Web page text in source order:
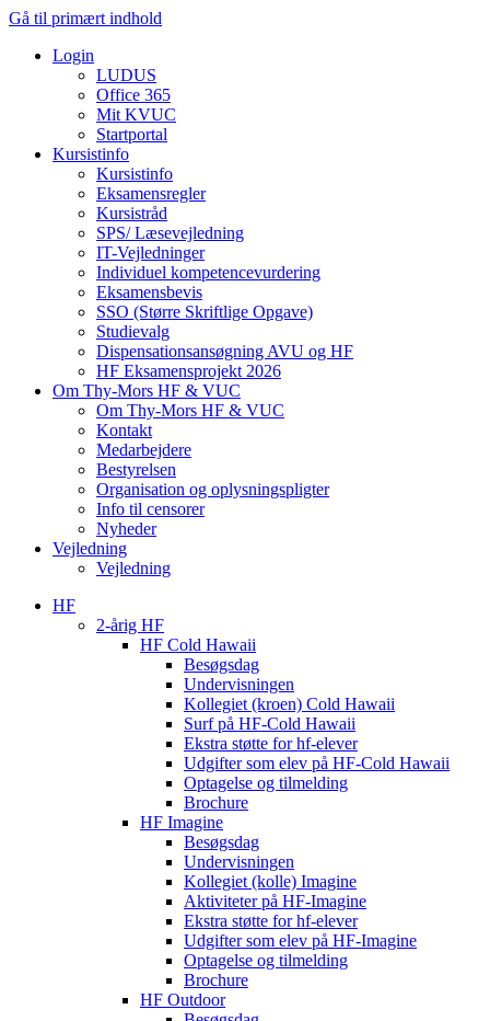
Gå til primært indhold
Login
LUDUS
Office 365
Mit KVUC
Startportal
Kursistinfo
Kursistinfo
Eksamensregler
Kursistråd
SPS/ Læsevejledning
IT-Vejledninger
Individuel kompetencevurdering
Eksamensbevis
SSO (Større Skriftlige Opgave)
Studievalg
Dispensationsansøgning AVU og HF
HF Eksamensprojekt 2026
Om Thy-Mors HF & VUC
Om Thy-Mors HF & VUC
Kontakt
Medarbejdere
Bestyrelsen
Organisation og oplysningspligter
Info til censorer
Nyheder
Vejledning
Vejledning
HF
2-årig HF
HF Cold Hawaii
Besøgsdag
Undervisningen
Kollegiet (kroen) Cold Hawaii
Surf på HF-Cold Hawaii
Ekstra støtte for hf-elever
Udgifter som elev på HF-Cold Hawaii
Optagelse og tilmelding
Brochure
HF Imagine
Besøgsdag
Undervisningen
Kollegiet (kolle) Imagine
Aktiviteter på HF-Imagine
Ekstra støtte for hf-elever
Udgifter som elev på HF-Imagine
Optagelse og tilmelding
Brochure
HF Outdoor